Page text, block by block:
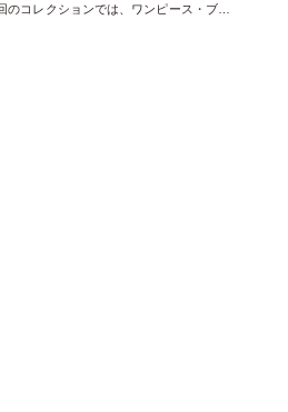
コレクションでは、ワンピース・ブラ
クチャームの、計7アイテムがリリー
ィーツアクセサリー作家のTiTi様とのコ